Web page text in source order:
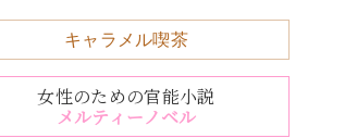
キャラメル喫茶
女性のための官能小説
メルティーノベル